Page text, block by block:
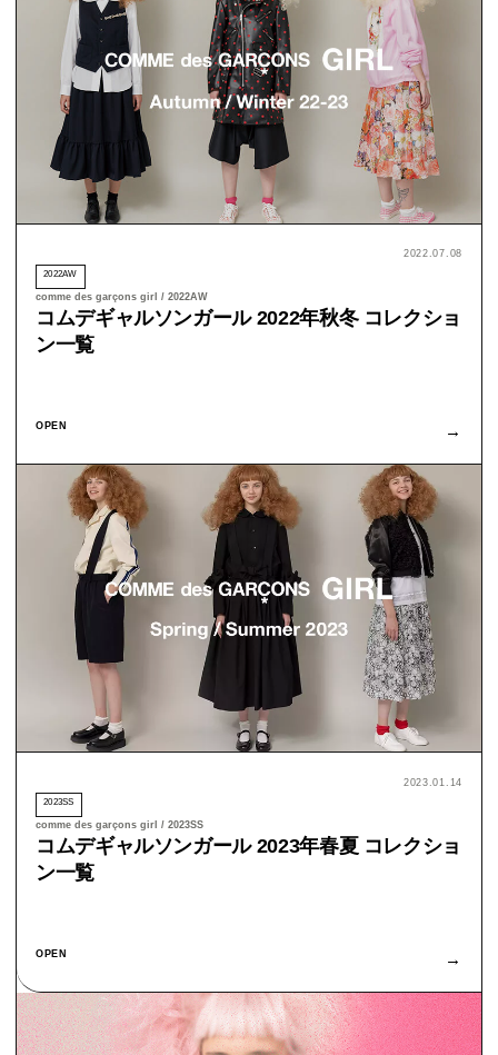
2022.07.08
2022AW
comme des garçons girl / 2022AW
コムデギャルソンガール 2022年秋冬 コレクショ
ン一覧
OPEN →
2023.01.14
2023SS
comme des garçons girl / 2023SS
コムデギャルソンガール 2023年春夏 コレクショ
ン一覧
OPEN →